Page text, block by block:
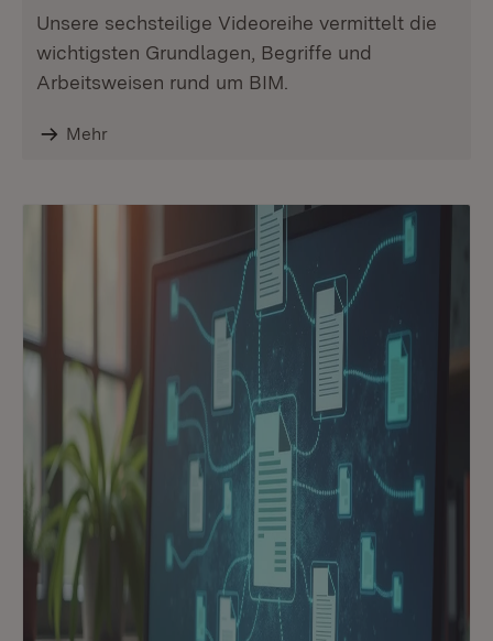
Unsere sechsteilige Videoreihe vermittelt die
wichtigsten Grundlagen, Begriffe und
Arbeitsweisen rund um BIM.
Mehr